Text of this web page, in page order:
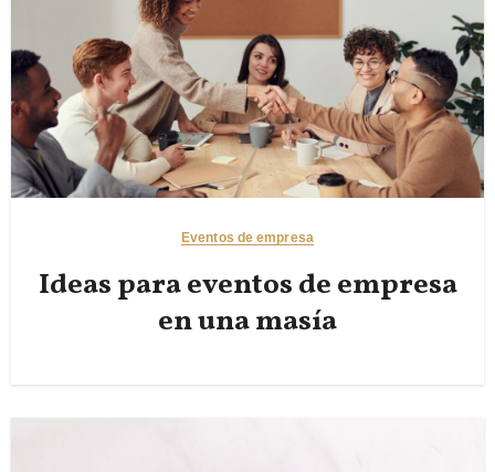
Eventos de empresa
Ideas para eventos de empresa
en una masía